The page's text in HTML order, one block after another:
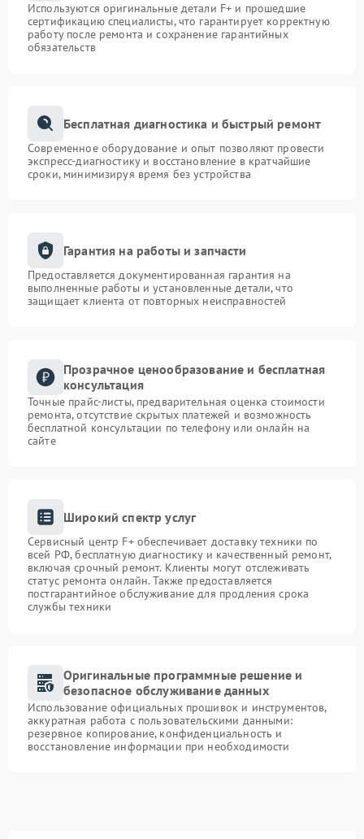
Используются оригинальные детали F+ и прошедшие
сертификацию специалисты, что гарантирует корректную
работу после ремонта и сохранение гарантийных
обязательств
Бесплатная диагностика и быстрый ремонт
Современное оборудование и опыт позволяют провести
экспресс-диагностику и восстановление в кратчайшие
сроки, минимизируя время без устройства
Гарантия на работы и запчасти
Предоставляется документированная гарантия на
выполненные работы и установленные детали, что
защищает клиента от повторных неисправностей
Прозрачное ценообразование и бесплатная
консультация
Точные прайс-листы, предварительная оценка стоимости
ремонта, отсутствие скрытых платежей и возможность
бесплатной консультации по телефону или онлайн на
сайте
Широкий спектр услуг
Сервисный центр F+ обеспечивает доставку техники по
всей РФ, бесплатную диагностику и качественный ремонт,
включая срочный ремонт. Клиенты могут отслеживать
статус ремонта онлайн. Также предоставляется
постгарантийное обслуживание для продления срока
службы техники
Оригинальные программные решение и
безопасное обслуживание данных
Использование официальных прошивок и инструментов,
аккуратная работа с пользовательскими данными:
резервное копирование, конфиденциальность и
восстановление информации при необходимости